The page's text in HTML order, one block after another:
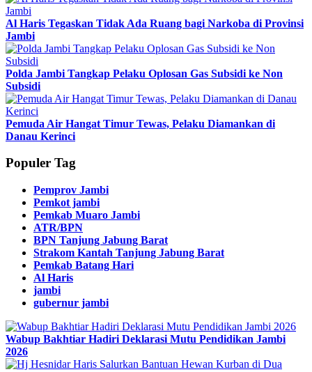
Al Haris Tegaskan Tidak Ada Ruang bagi Narkoba di Provinsi
Jambi
Polda Jambi Tangkap Pelaku Oplosan Gas Subsidi ke Non
Subsidi
Pemuda Air Hangat Timur Tewas, Pelaku Diamankan di
Danau Kerinci
Populer Tag
Pemprov Jambi
Pemkot jambi
Pemkab Muaro Jambi
ATR/BPN
BPN Tanjung Jabung Barat
Strakom Kantah Tanjung Jabung Barat
Pemkab Batang Hari
Al Haris
jambi
gubernur jambi
Wabup Bakhtiar Hadiri Deklarasi Mutu Pendidikan Jambi
2026